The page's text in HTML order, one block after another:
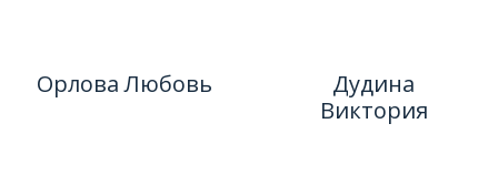
Орлова Любовь
Дудина
Виктория